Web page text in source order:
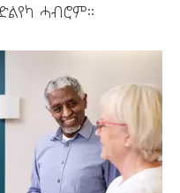
ሓብሮም።